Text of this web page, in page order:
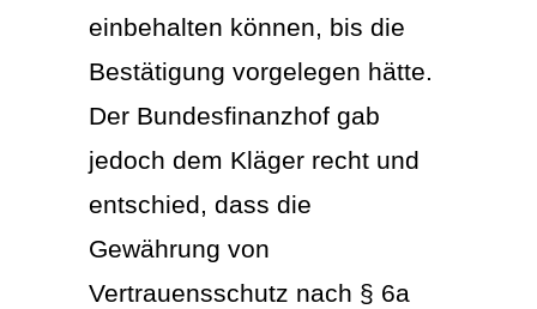
einbehalten können, bis die
Bestätigung vorgelegen hätte.
Der Bundesfinanzhof gab
jedoch dem Kläger recht und
entschied, dass die
Gewährung von
Vertrauensschutz nach § 6a